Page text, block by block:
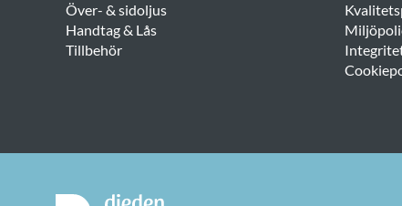
Över- & sidoljus
Handtag & Lås
Tillbehör